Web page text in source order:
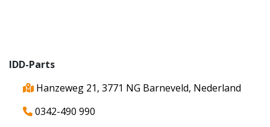
IDD-Parts
Hanzeweg 21, 3771 NG Barneveld, Nederland
0342-490 990